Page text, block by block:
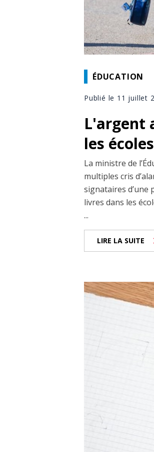
ÉDUCATION
Publié le 11 juillet
L'argent
les
La ministre de
multiples cris
signataires d’une
livres dans les
...
LIRE LA SUITE